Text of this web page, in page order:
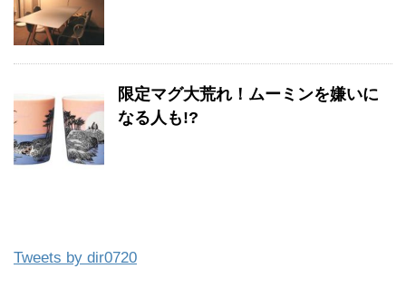
限定マグ大荒れ！ムーミンを嫌いに
なる人も!?
Tweets by dir0720